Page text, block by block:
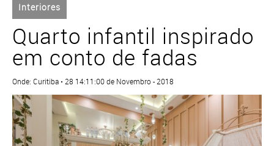
Interiores
Quarto infantil inspirado
em conto de fadas
Onde: Curitiba • 28 14:11:00 de Novembro - 2018